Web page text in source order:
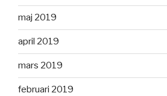
maj 2019
april 2019
mars 2019
februari 2019